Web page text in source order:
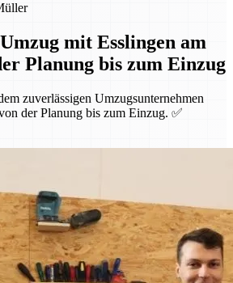
mit Esslingen am
Planung bis zum Einzug
zuverlässigen Umzugsunternehmen
der Planung bis zum Einzug. ✅